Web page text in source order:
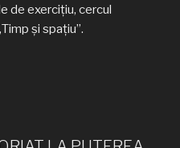
de exercițiu, cercul
și spațiu”.